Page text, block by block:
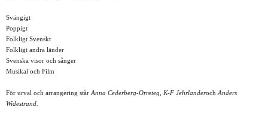
Svängigt
Poppigt
Folkligt Svenskt
Folkligt andra länder
Svenska visor och sånger
Musikal och Film
För urval och arrangering står Anna Cederberg-Orreteg, K-F Jehrlanderoch Anders
Widestrand.